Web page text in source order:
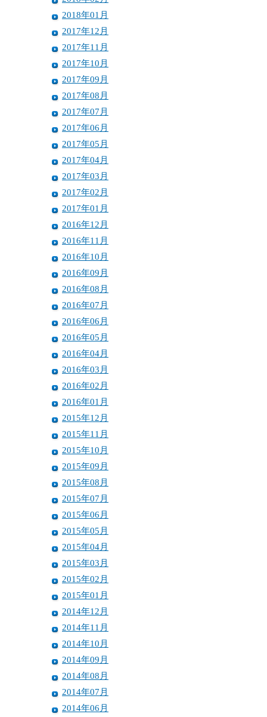
2018年01月
2017年12月
2017年11月
2017年10月
2017年09月
2017年08月
2017年07月
2017年06月
2017年05月
2017年04月
2017年03月
2017年02月
2017年01月
2016年12月
2016年11月
2016年10月
2016年09月
2016年08月
2016年07月
2016年06月
2016年05月
2016年04月
2016年03月
2016年02月
2016年01月
2015年12月
2015年11月
2015年10月
2015年09月
2015年08月
2015年07月
2015年06月
2015年05月
2015年04月
2015年03月
2015年02月
2015年01月
2014年12月
2014年11月
2014年10月
2014年09月
2014年08月
2014年07月
2014年06月